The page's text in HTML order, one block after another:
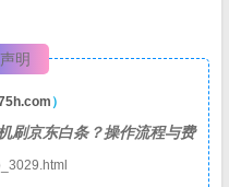
明
）
刷京东白条？操作流程与费